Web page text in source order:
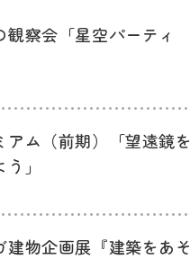
観察会「星空パーティ
アム（前期）「望遠鏡を
」
建物企画展『建築をあそ